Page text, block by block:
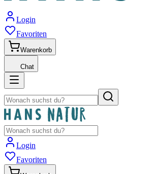
Login
Favoriten
Warenkorb
Chat
Login
Favoriten